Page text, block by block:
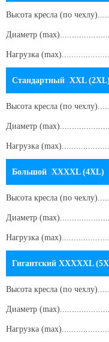
Высота кресла (по чехлу)
Диаметр
Нагрузка
Стандартный XXL (2XL)
Высота кресла (по чехлу)
Диаметр
Нагрузка
Большой XXXXL (4XL)
Высота кресла (по чехлу)
Диаметр
Нагрузка
Гигантский XXXXXL
Высота кресла (по чехлу)
Диаметр
Нагрузка